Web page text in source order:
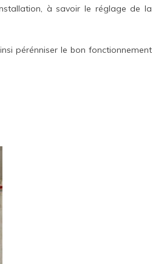
à savoir le réglage de la
pérénniser le bon fonctionnement